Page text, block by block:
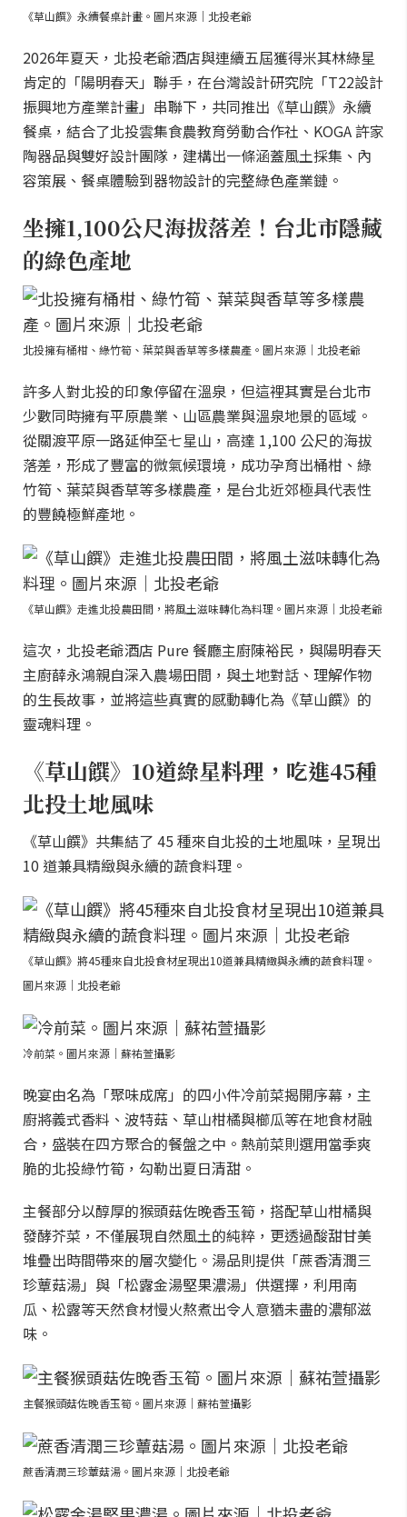
《草山饌》永續餐桌計畫。圖片來源｜北投老爺
2026年夏天，北投老爺酒店與連續五屆獲得米其林綠星
肯定的「陽明春天」聯手，在台灣設計研究院「T22設計
振興地方產業計畫」串聯下，共同推出《草山饌》永續
餐桌，結合了北投雲集食農教育勞動合作社、KOGA 許家
陶器品與雙好設計團隊，建構出一條涵蓋風土採集、內
容策展、餐桌體驗到器物設計的完整綠色產業鏈。
坐擁1,100公尺海拔落差！台北市隱藏
的綠色產地
北投擁有桶柑、綠竹筍、葉菜與香草等多樣農產。圖片來源｜北投老爺
許多人對北投的印象停留在溫泉，但這裡其實是台北市
少數同時擁有平原農業、山區農業與溫泉地景的區域。
從關渡平原一路延伸至七星山，高達 1,100 公尺的海拔
落差，形成了豐富的微氣候環境，成功孕育出桶柑、綠
竹筍、葉菜與香草等多樣農產，是台北近郊極具代表性
的豐饒極鮮產地。
《草山饌》走進北投農田間，將風土滋味轉化為料理。圖片來源｜北投老爺
這次，北投老爺酒店 Pure 餐廳主廚陳裕民，與陽明春天
主廚薛永鴻親自深入農場田間，與土地對話、理解作物
的生長故事，並將這些真實的感動轉化為《草山饌》的
靈魂料理。
《草山饌》10道綠星料理，吃進45種
北投土地風味
《草山饌》共集結了 45 種來自北投的土地風味，呈現出
10 道兼具精緻與永續的蔬食料理。
《草山饌》將45種來自北投食材呈現出10道兼具精緻與永續的蔬食料理。
圖片來源｜北投老爺
冷前菜。圖片來源｜蘇祐萱攝影
晚宴由名為「聚味成席」的四小件冷前菜揭開序幕，主
廚將義式香料、波特菇、草山柑橘與櫛瓜等在地食材融
合，盛裝在四方聚合的餐盤之中。熱前菜則選用當季爽
脆的北投綠竹筍，勾勒出夏日清甜。
主餐部分以醇厚的猴頭菇佐晚香玉筍，搭配草山柑橘與
發酵芥菜，不僅展現自然風土的純粹，更透過酸甜甘美
堆疊出時間帶來的層次變化。湯品則提供「蔗香清潤三
珍蕈菇湯」與「松露金湯堅果濃湯」供選擇，利用南
瓜、松露等天然食材慢火熬煮出令人意猶未盡的濃郁滋
味。
主餐猴頭菇佐晚香玉筍。圖片來源｜蘇祐萱攝影
蔗香清潤三珍蕈菇湯。圖片來源｜北投老爺